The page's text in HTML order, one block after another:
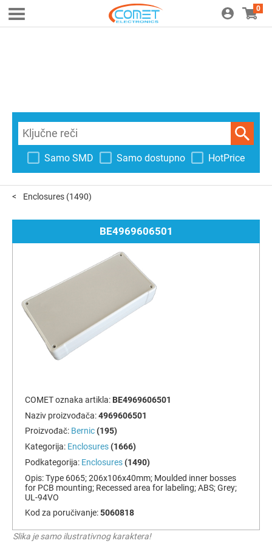
0
Samo SMD Samo dostupno HotPrice
Enclosures (1490)
BE4969606501
COMET oznaka artikla: BE4969606501
Naziv proizvođača:4969606501
Proizvođač: Bernic (195)
Kategorija: Enclosures (1666)
Podkategorija: Enclosures (1490)
Opis:Type 6065; 206x106x40mm; Moulded inner bosses
for PCB mounting; Recessed area for labeling; ABS; Grey;
UL-94VO
Kod za poručivanje:5060818
Slika je samo ilustrativnog karaktera!